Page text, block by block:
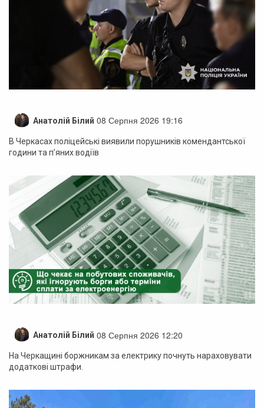
Анатолій Білий 08 Серпня 2026 19:16
В Черкасах поліцейські виявили порушників комендантської
години та п’яних водіїв
Анатолій Білий 08 Серпня 2026 12:20
На Черкащині боржникам за електрику почнуть нараховувати
додаткові штрафи.